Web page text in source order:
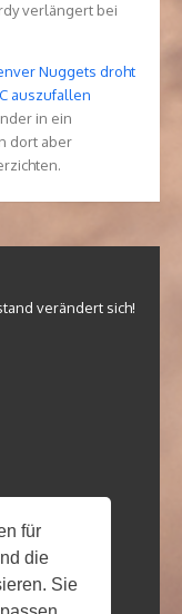
für
die
Sie
verlängert bei
Nuggets droht
auszufallen
in ein
dort aber
verändert sich!